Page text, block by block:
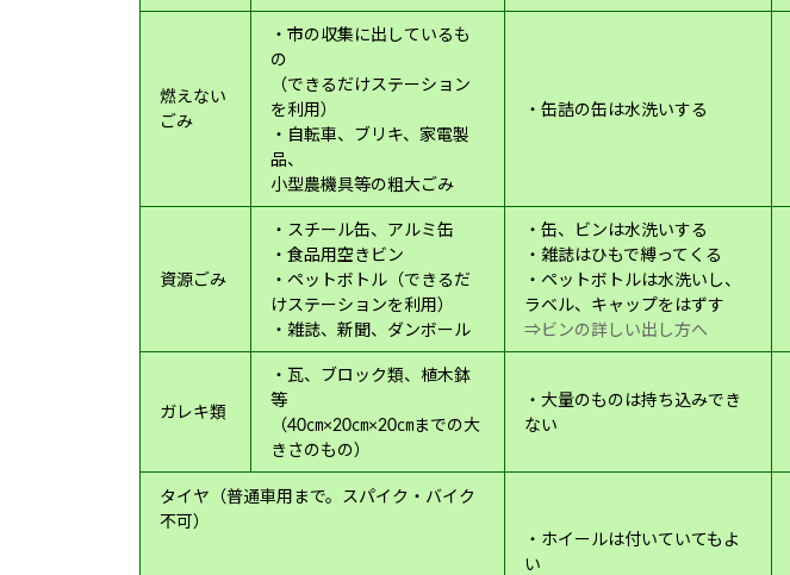
燃えない
ごみ
・市の収集に出しているも
の
（できるだけステーション
を利用）
・自転車、ブリキ、家電製
品、
小型農機具等の粗大ごみ
・缶詰の缶は水洗いする
資源ごみ
・スチール缶、アルミ缶
・食品用空きビン
・ペットボトル（できるだ
けステーションを利用）
・雑誌、新聞、ダンボール
・缶、ビンは水洗いする
・雑誌はひもで縛ってくる
・ペットボトルは水洗いし、
ラベル、キャップをはずす
⇒ビンの詳しい出し方へ
ガレキ類
・瓦、ブロック類、植木鉢
等
（40㎝×20㎝×20㎝までの大
きさのもの）
・大量のものは持ち込みでき
ない
タイヤ（普通車用まで。スパイク・バイク
不可）
・ホイールは付いていてもよ
い